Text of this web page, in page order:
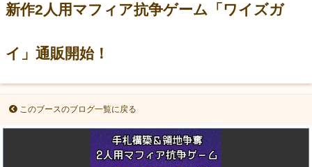
新作2人用マフィア抗争ゲーム「ワイズガ
イ」通販開始！
このブースのブログ一覧に戻る